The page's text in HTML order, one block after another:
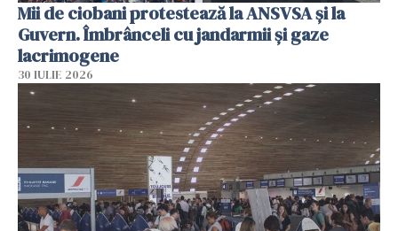
Mii de ciobani protestează la ANSVSA și la
Guvern. Îmbrânceli cu jandarmii și gaze
lacrimogene
30 IULIE 2026